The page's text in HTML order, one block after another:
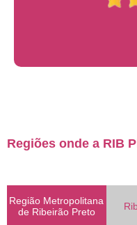
Regiões onde a RIB
Região Metropolitana
de Ribeirão Preto